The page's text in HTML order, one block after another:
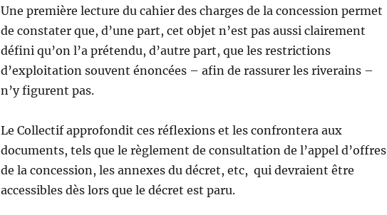
Une première lecture du cahier des charges de la concession permet
de constater que, d’une part, cet objet n’est pas aussi clairement
défini qu’on l’a prétendu, d’autre part, que les restrictions
d’exploitation souvent énoncées – afin de rassurer les riverains –
n’y figurent pas.
Le Collectif approfondit ces réflexions et les confrontera aux
documents, tels que le règlement de consultation de l’appel d’offres
de la concession, les annexes du décret, etc, qui devraient être
accessibles dès lors que le décret est paru.